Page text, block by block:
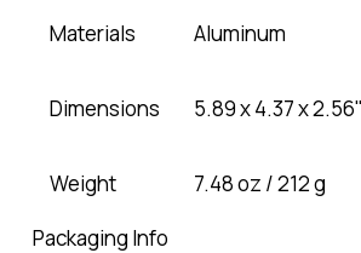
Materials
Aluminum
Dimensions 5.89 x 4.37 x
Weight
7.48 oz / 212 g
Packaging Info